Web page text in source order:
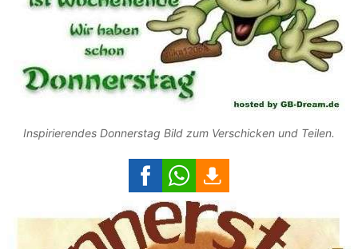
Inspirierendes Donnerstag Bild zum Verschicken und Teilen.